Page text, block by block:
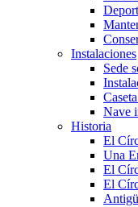
Instalaciones
Sede
Nave
Historia
El
Una
El
El